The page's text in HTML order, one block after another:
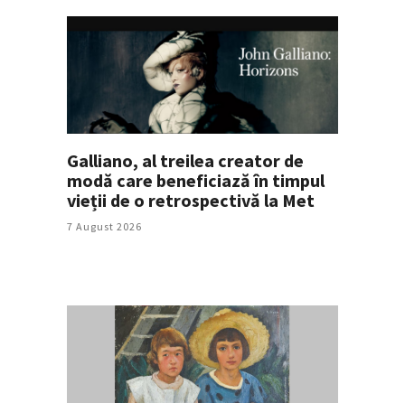
Galliano, al treilea creator de
modă care beneficiază în timpul
vieții de o retrospectivă la Met
7 August 2026